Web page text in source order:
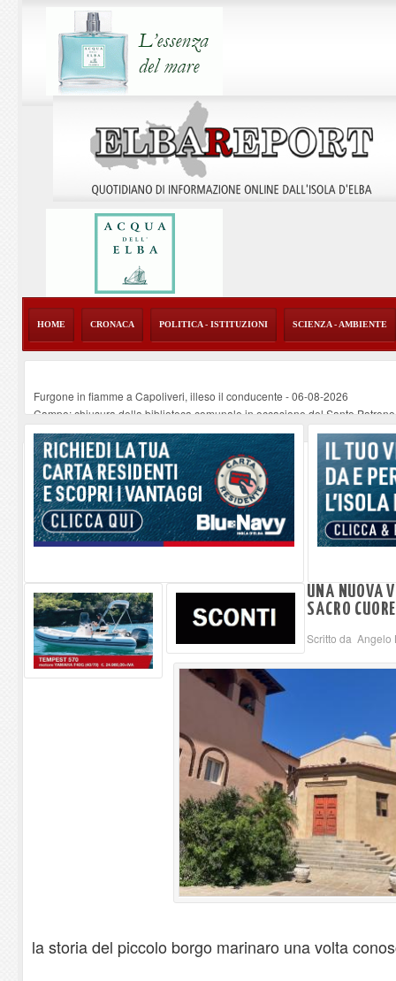
HOME CRONACA POLITICA - ISTITUZIONI SCIENZA - AMBIENTE
Furgone in fiamme a Capoliveri, illeso il conducente -06-08-2026
Campo: chiusura della biblioteca comunale in occasione del Santo Patrono
A Carpani si apre la Festa di Liberazione: il programma della prima serata-
Successo per Anadyomene. Nascente dall'acqua . La mostra di Roberto
Chiesa della Santissima Annunziata e il suo organista
06-08-2026
UNA NUOVA
SACRO
Scritto da Angelo
la storia del piccolo borgo marinaro una volta